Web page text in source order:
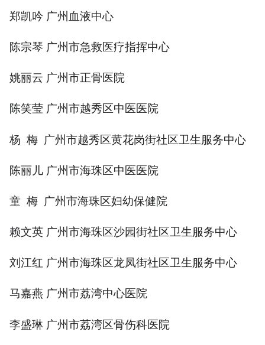
郑凯吟 广州血液中心
陈宗琴 广州市急救医疗指挥中心
姚丽云 广州市正骨医院
陈笑莹 广州市越秀区中医医院
杨 梅 广州市越秀区黄花岗街社区卫生服务中心
陈丽儿 广州市海珠区中医医院
童 梅 广州市海珠区妇幼保健院
赖文英 广州市海珠区沙园街社区卫生服务中心
刘江红 广州市海珠区龙凤街社区卫生服务中心
马嘉燕 广州市荔湾中心医院
李盛琳 广州市荔湾区骨伤科医院